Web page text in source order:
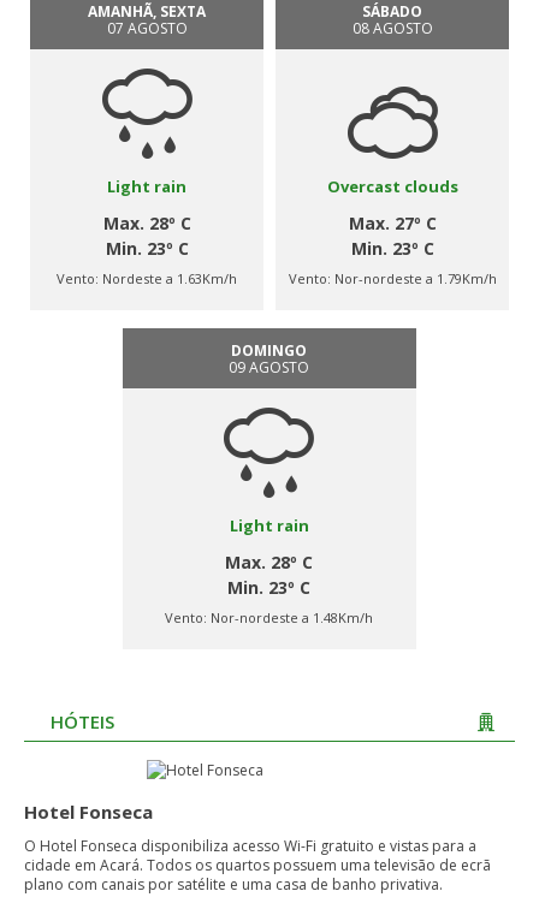
AMANHÃ, SEXTA
07 AGOSTO
Light rain
Max. 28º C
Min. 23º C
Vento: Nordeste a 1.63Km/h
SÁBADO
08 AGOSTO
Overcast clouds
Max. 27º C
Min. 23º C
Vento: Nor-nordeste a 1.79Km/h
DOMINGO
09 AGOSTO
Light rain
Max. 28º C
Min. 23º C
Vento: Nor-nordeste a 1.48Km/h
HÓTEIS
Hotel Fonseca
O Hotel Fonseca disponibiliza acesso Wi-Fi gratuito e vistas para a
cidade em Acará. Todos os quartos possuem uma televisão de ecrã
plano com canais por satélite e uma casa de banho privativa.